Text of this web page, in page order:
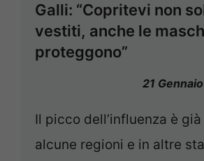
Galli: “Copritevi non
vestiti, anche le
proteggono”
21
Il picco dell’influenza è
alcune regioni e in altre